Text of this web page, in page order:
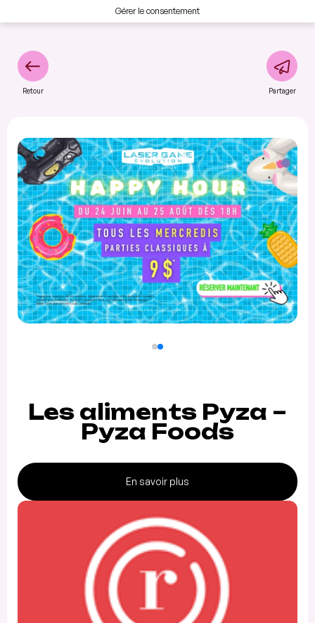
Gérer le consentement
Retour Partager
Les aliments Pyza –
Pyza Foods
En savoir plus